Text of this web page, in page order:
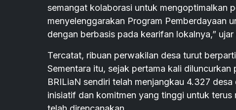
semangat kolaborasi untuk mengoptimalkan
menyelenggarakan Program Pemberdayaan
dengan berbasis pada kearifan lokalnya,” ujar
Tercatat, ribuan perwakilan desa turut
Sementara itu, sejak pertama kali
BRILiaN sendiri telah menjangkau 4.327
inisiatif dan komitmen yang tinggi untuk